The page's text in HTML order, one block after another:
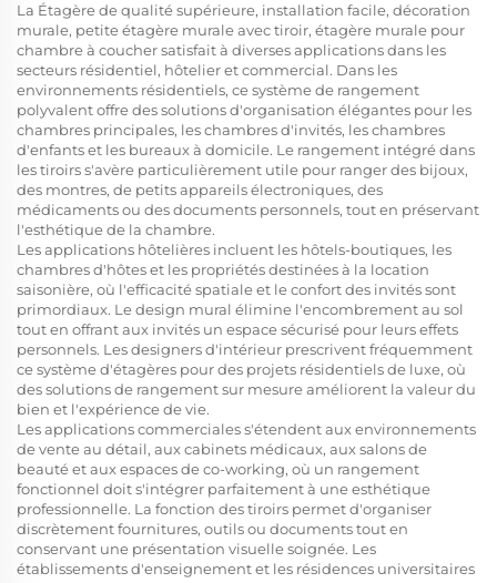
La Étagère de qualité supérieure, installation facile, décoration
murale, petite étagère murale avec tiroir, étagère murale pour
chambre à couchersatisfait à diverses applications dans les
secteurs résidentiel, hôtelier et commercial. Dans les
environnements résidentiels, ce système de rangement
polyvalent offre des solutions d'organisation élégantes pour les
chambres principales, les chambres d'invités, les chambres
d'enfants et les bureaux à domicile. Le rangement intégré dans
les tiroirs s'avère particulièrement utile pour ranger des bijoux,
des montres, de petits appareils électroniques, des
médicaments ou des documents personnels, tout en préservant
l'esthétique de la chambre.
Les applications hôtelières incluent les hôtels-boutiques, les
chambres d'hôtes et les propriétés destinées à la location
saisonière, où l'efficacité spatiale et le confort des invités sont
primordiaux. Le design mural élimine l'encombrement au sol
tout en offrant aux invités un espace sécurisé pour leurs effets
personnels. Les designers d'intérieur prescrivent fréquemment
ce système d'étagères pour des projets résidentiels de luxe, où
des solutions de rangement sur mesure améliorent la valeur du
bien et l'expérience de vie.
Les applications commerciales s'étendent aux environnements
de vente au détail, aux cabinets médicaux, aux salons de
beauté et aux espaces de co-working, où un rangement
fonctionnel doit s'intégrer parfaitement à une esthétique
professionnelle. La fonction des tiroirs permet d'organiser
discrètement fournitures, outils ou documents tout en
conservant une présentation visuelle soignée. Les
établissements d'enseignement et les résidences universitaires